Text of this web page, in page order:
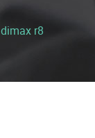
r8